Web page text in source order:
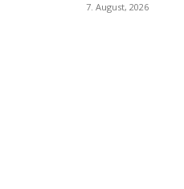
7. August, 2026